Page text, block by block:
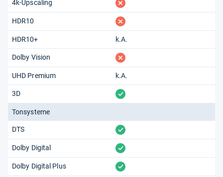
4k-Upscaling fehlt
HDR10 fehlt
HDR10+ k.A.
Dolby Vision fehlt
UHD Premium k.A.
3D vorhanden
Tonsysteme
DTS vorhanden
Dolby Digital vorhanden
Dolby Digital Plus vorhanden